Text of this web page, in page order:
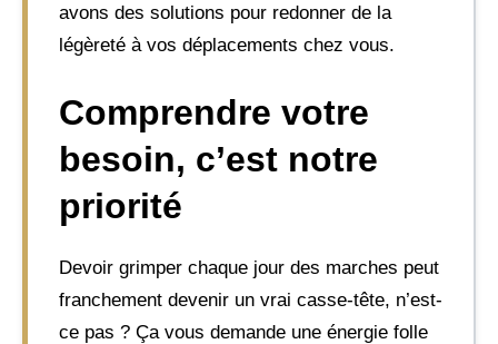
avons des solutions pour redonner de la
légèreté à vos déplacements chez vous.
Comprendre votre
besoin, c’est notre
priorité
Devoir grimper chaque jour des marches peut
franchement devenir un vrai casse-tête, n’est-
ce pas ? Ça vous demande une énergie folle